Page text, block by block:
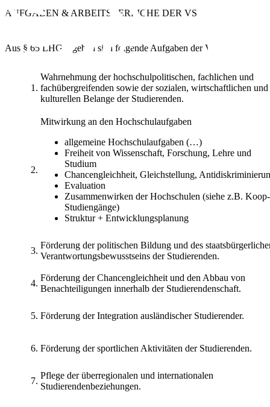
AUFGABEN & ARBEITSBEREICHE DER VS
Aus § 65 LHG ergeben sich folgende Aufgaben der VS:
1.
Wahrnehmung der hochschulpolitischen, fachlichen und
fachübergreifenden sowie der sozialen, wirtschaftlichen und
kulturellen Belange der Studierenden.
2.
Mitwirkung an den Hochschulaufgaben
allgemeine Hochschulaufgaben (…)
Freiheit von Wissenschaft, Forschung, Lehre und
Studium
Chancengleichheit, Gleichstellung,
Evaluation
Zusammenwirken der Hochschulen (siehe z.B. Koop-
Studiengänge)
Struktur + Entwicklungsplanung
3.
Förderung der politischen Bildung und des
Verantwortungsbewusstseins der Studierenden.
4.
Förderung der Chancengleichheit und den Abbau von
Benachteiligungen innerhalb der Studierendenschaft.
5. Förderung der Integration ausländischer Studierender.
6. Förderung der sportlichen Aktivitäten der Studierenden.
7.
Pflege der überregionalen und internationalen
Studierendenbeziehungen.